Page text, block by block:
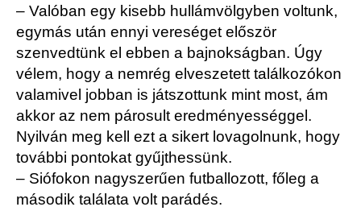
– Valóban egy kisebb hullámvölgyben voltunk,
egymás után ennyi vereséget először
szenvedtünk el ebben a bajnokságban. Úgy
vélem, hogy a nemrég elveszetett találkozókon
valamivel jobban is játszottunk mint most, ám
akkor az nem párosult eredményességgel.
Nyilván meg kell ezt a sikert lovagolnunk, hogy
további pontokat gyűjthessünk.
– Siófokon nagyszerűen futballozott, főleg a
második találata volt parádés.